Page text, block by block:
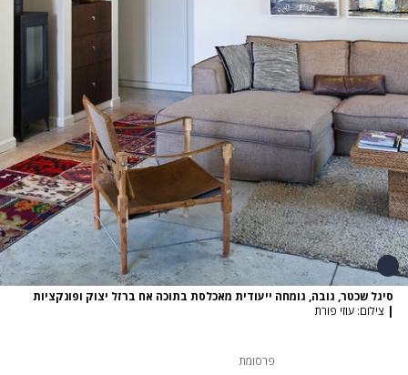
סיגל שכטר, גובה, גומחה ייעודית מאכלסת בתוכה אח ברזל יצוק ופונקציות
| צילום: עוזי פורת
פרסומת